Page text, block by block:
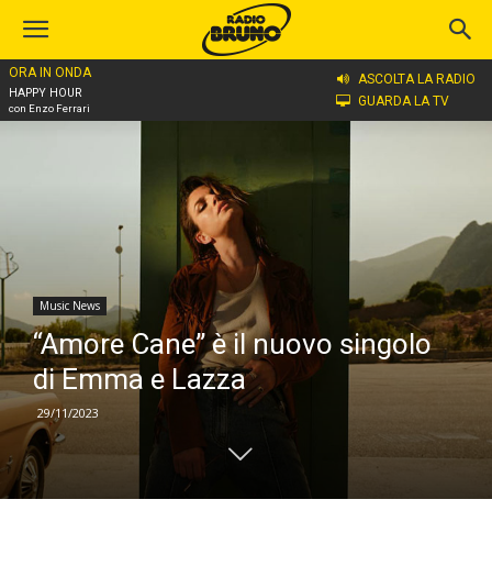
ORA IN ONDA
HAPPY HOUR
con Enzo Ferrari
ASCOLTA LA RADIO
GUARDA LA TV
Home
Music News
“Amore Cane” è il nuovo singolo
di Emma e Lazza
29/11/2023